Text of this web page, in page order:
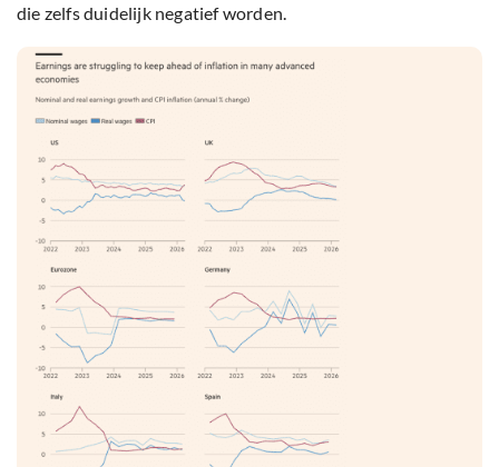
die zelfs duidelijk negatief worden.